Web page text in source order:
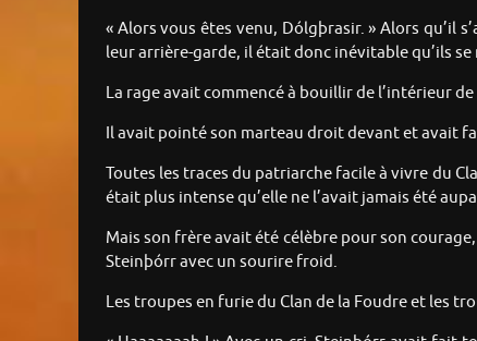
« Alors vous êtes venu, Dólgþrasir. » Alors qu’il
leur arrière-garde, il était donc inévitable qu’ils
La rage avait commencé à bouillir de l’intérieur
Il avait pointé son marteau droit devant et avait
Toutes les traces du patriarche facile à vivre du
était plus intense qu’elle ne l’avait jamais été
Mais son frère avait été célèbre pour son
Steinþórr avec un sourire froid.
Les troupes en furie du Clan de la Foudre et les